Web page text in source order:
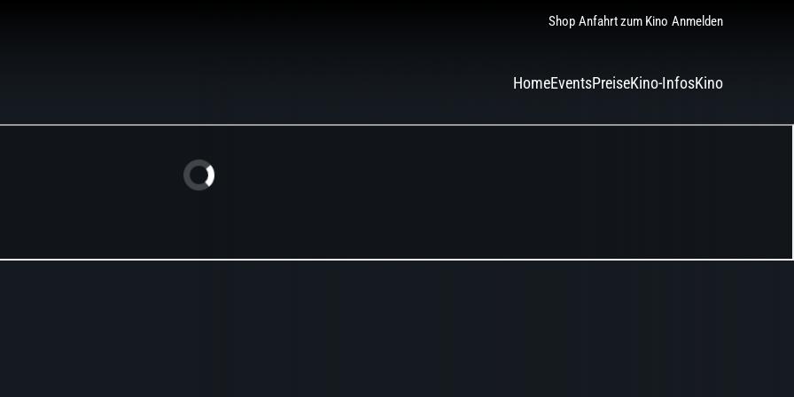
Shop Anfahrt zum Kino Anmelden
HomeEventsPreiseKino-InfosKino